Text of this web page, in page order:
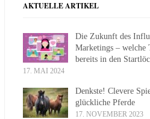
AKTUELLE ARTIKEL
Die Zukunft des
Marketings – welche
bereits in den
17. MAI 2024
Denkste! Clevere
glückliche Pferde
17. NOVEMBER 2023